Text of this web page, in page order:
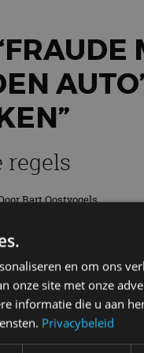
regels
Bart Oostvogels
voorstel
en om ons
onze site met onze
informatie die u aan
Privacybeleid